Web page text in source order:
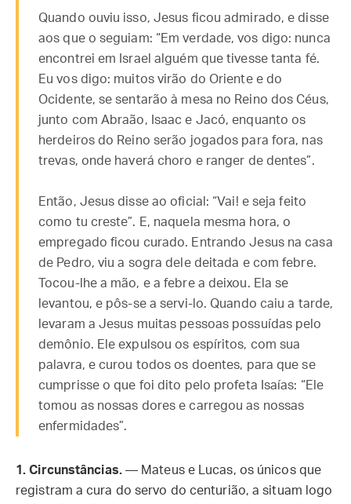
Quando ouviu isso, Jesus ficou admirado, e disse
aos que o seguiam: “Em verdade, vos digo: nunca
encontrei em Israel alguém que tivesse tanta fé.
Eu vos digo: muitos virão do Oriente e do
Ocidente, se sentarão à mesa no Reino dos Céus,
junto com Abraão, Isaac e Jacó, enquanto os
herdeiros do Reino serão jogados para fora, nas
trevas, onde haverá choro e ranger de dentes”.
Então, Jesus disse ao oficial: “Vai! e seja feito
como tu creste”. E, naquela mesma hora, o
empregado ficou curado. Entrando Jesus na casa
de Pedro, viu a sogra dele deitada e com febre.
Tocou-lhe a mão, e a febre a deixou. Ela se
levantou, e pôs-se a servi-lo. Quando caiu a tarde,
levaram a Jesus muitas pessoas possuídas pelo
demônio. Ele expulsou os espíritos, com sua
palavra, e curou todos os doentes, para que se
cumprisse o que foi dito pelo profeta Isaías: “Ele
tomou as nossas dores e carregou as nossas
enfermidades”.
1.Circunstâncias.— Mateus e Lucas, os únicos que
registram a cura do servo do centurião, a situam logo